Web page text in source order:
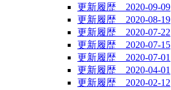
更新履歴 2020-09-09
更新履歴 2020-08-19
更新履歴 2020-07-22
更新履歴 2020-07-15
更新履歴 2020-07-01
更新履歴 2020-04-01
更新履歴 2020-02-12